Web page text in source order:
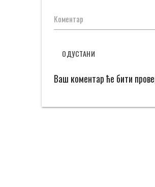
Коментар
ОДУСТАНИ
Ваш коментар ће бити